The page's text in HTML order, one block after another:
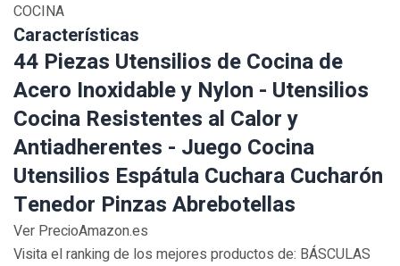
COCINA
Características
44 Piezas Utensilios de Cocina de
Acero Inoxidable y Nylon - Utensilios
Cocina Resistentes al Calor y
Antiadherentes - Juego Cocina
Utensilios Espátula Cuchara Cucharón
Tenedor Pinzas Abrebotellas
Ver PrecioAmazon.es
Visita el ranking de los mejores productos de: BÁSCULAS